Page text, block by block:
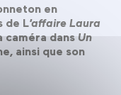
en
de L’affaire Laura
caméra dans Un
ainsi que son